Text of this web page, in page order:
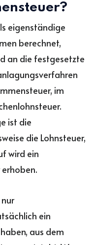
eigenständige
berechnet,
an die festgesetzte
im
ist die
die Lohnsteuer,
wird ein
ein
aus dem